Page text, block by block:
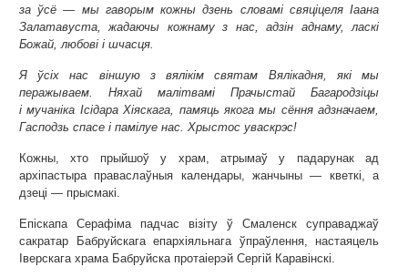
за ўсё — мы гаворым кожны дзень словамі свяціцеля Іаана
Залатавуста, жадаючы кожнаму з нас, адзін аднаму, ласкі
Божай, любові і шчасця.
Я ўсіх нас віншую з вялікім святам Вялікадня, які мы
перажываем. Няхай малітвамі Прачыстай Багародзіцы
і мучаніка Ісідара Хіяскага, памяць якога мы сёння адзначаем,
Гасподзь спасе і памілуе нас. Хрыстос уваскрэс!
Кожны, хто прыйшоў у храм, атрымаў у падарунак ад
архіпастыра праваслаўныя календары, жанчыны — кветкі, а
дзеці — прысмакі.
Епіскапа Серафіма падчас візіту ў Смаленск суправаджаў
сакратар Бабруйскага епархіяльнага ўпраўлення, настаяцель
Іверскага храма Бабруйска протаіерэй Сергій Каравінскі.